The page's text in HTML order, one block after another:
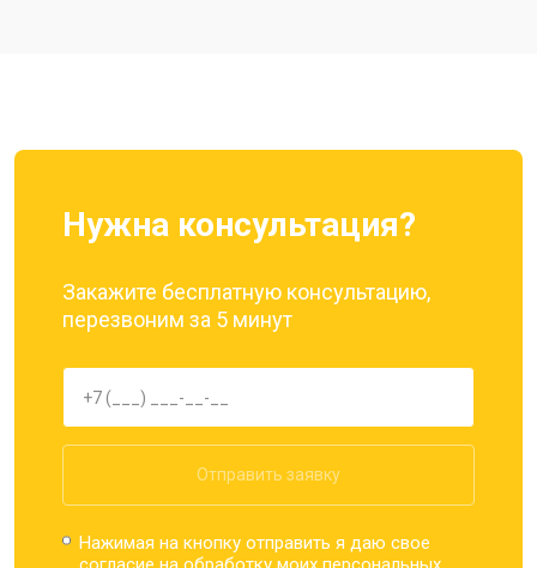
Нужна консультация?
Закажите бесплатную консультацию,
перезвоним за 5 минут
Отправить заявку
Нажимая на кнопку отправить я даю свое